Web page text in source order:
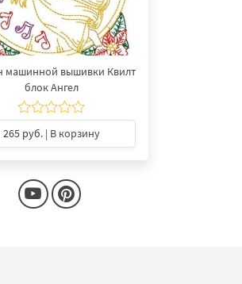
машинной вышивки Квилт
блок Ангел
265 руб.| В корзину